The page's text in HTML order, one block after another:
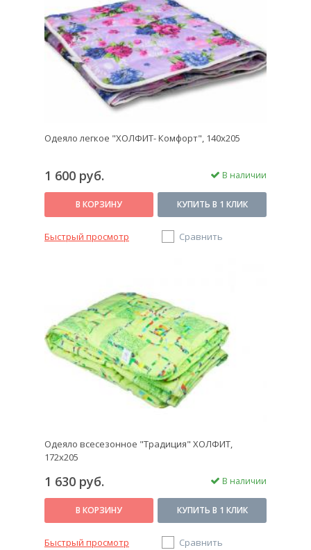
Одеяло легкое "ХОЛФИТ- Комфорт", 140х205
1 600 руб. В наличии
В КОРЗИНУ КУПИТЬ В 1 КЛИК
Быстрый просмотр Сравнить
Одеяло всесезонное "Традиция" ХОЛФИТ,
172х205
1 630 руб. В наличии
В КОРЗИНУ КУПИТЬ В 1 КЛИК
Быстрый просмотр Сравнить